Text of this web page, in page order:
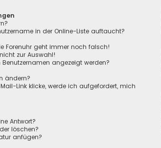
in der Online-Liste auftaucht?
Forenuhr geht immer noch falsch!
zur Auswahl!
angezeigt werden?
ändern?
Link klicke, werde ich aufgefordert, mich
Antwort?
löschen?
anfügen?